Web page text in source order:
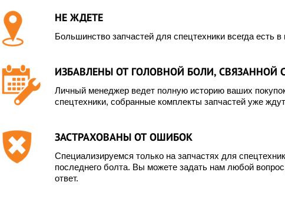
НЕ ЖДЕТЕ
Большинство запчастей для спецтехники всегда есть
ИЗБАВЛЕНЫ ОТ ГОЛОВНОЙ БОЛИ, СВЯЗАННОЙ
Личный менеджер ведет полную историю ваших
спецтехники, собранные комплекты запчастей уже
ЗАСТРАХОВАНЫ ОТ ОШИБОК
Специализируемся только на запчастях для
последнего болта. Вы можете задать нам любой
ответ.